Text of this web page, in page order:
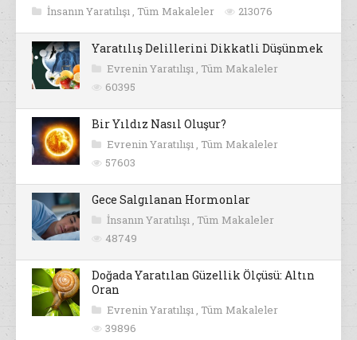
İnsanın Yaratılışı , Tüm Makaleler 213076
Yaratılış Delillerini Dikkatli Düşünmek
Evrenin Yaratılışı , Tüm Makaleler
60395
Bir Yıldız Nasıl Oluşur?
Evrenin Yaratılışı , Tüm Makaleler
57603
Gece Salgılanan Hormonlar
İnsanın Yaratılışı , Tüm Makaleler
48749
Doğada Yaratılan Güzellik Ölçüsü: Altın
Oran
Evrenin Yaratılışı , Tüm Makaleler
39896